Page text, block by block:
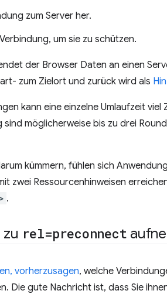
zum Server her.
um sie zu schützen.
der Browser Daten an einen
zum Zielort und zurück wird als
kann eine einzelne Umlaufzeit viel
sind möglicherweise bis zu drei
kümmern, fühlen sich
zwei Ressourcenhinweisen
.
rel=preconnect
vorherzusagen, welche
Die gute Nachricht ist, dass Sie